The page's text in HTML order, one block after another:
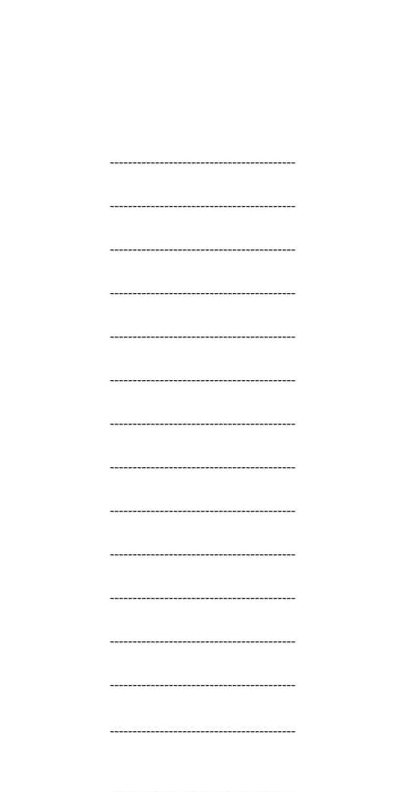
-----------------------------------------
-----------------------------------------
-----------------------------------------
-----------------------------------------
-----------------------------------------
-----------------------------------------
-----------------------------------------
-----------------------------------------
-----------------------------------------
-----------------------------------------
-----------------------------------------
-----------------------------------------
-----------------------------------------
-----------------------------------------